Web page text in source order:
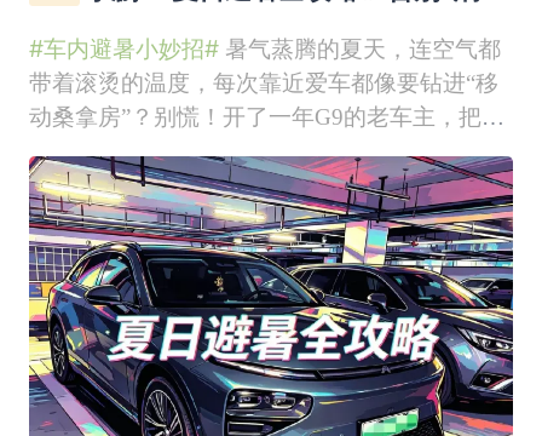
#车内避暑小妙招#暑气蒸腾的夏天，连空气都
带着滚烫的温度，每次靠近爱车都像要钻进“移
动桑拿房”？别慌！开了一年G9的老车主，把亲
测有效的避暑妙招全整理好了，从远程控车到车
内好物，让你告别闷热，清凉一整个夏天！🌞
上车前的“救命操作”，10分钟告别蒸笼模式夏天
的车停在户外，方向盘烫得不敢碰、座椅热